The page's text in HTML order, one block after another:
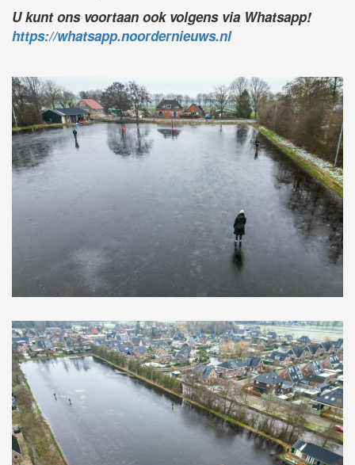
U kunt ons voortaan ook volgens via Whatsapp!
https://whatsapp.noordernieuws.nl